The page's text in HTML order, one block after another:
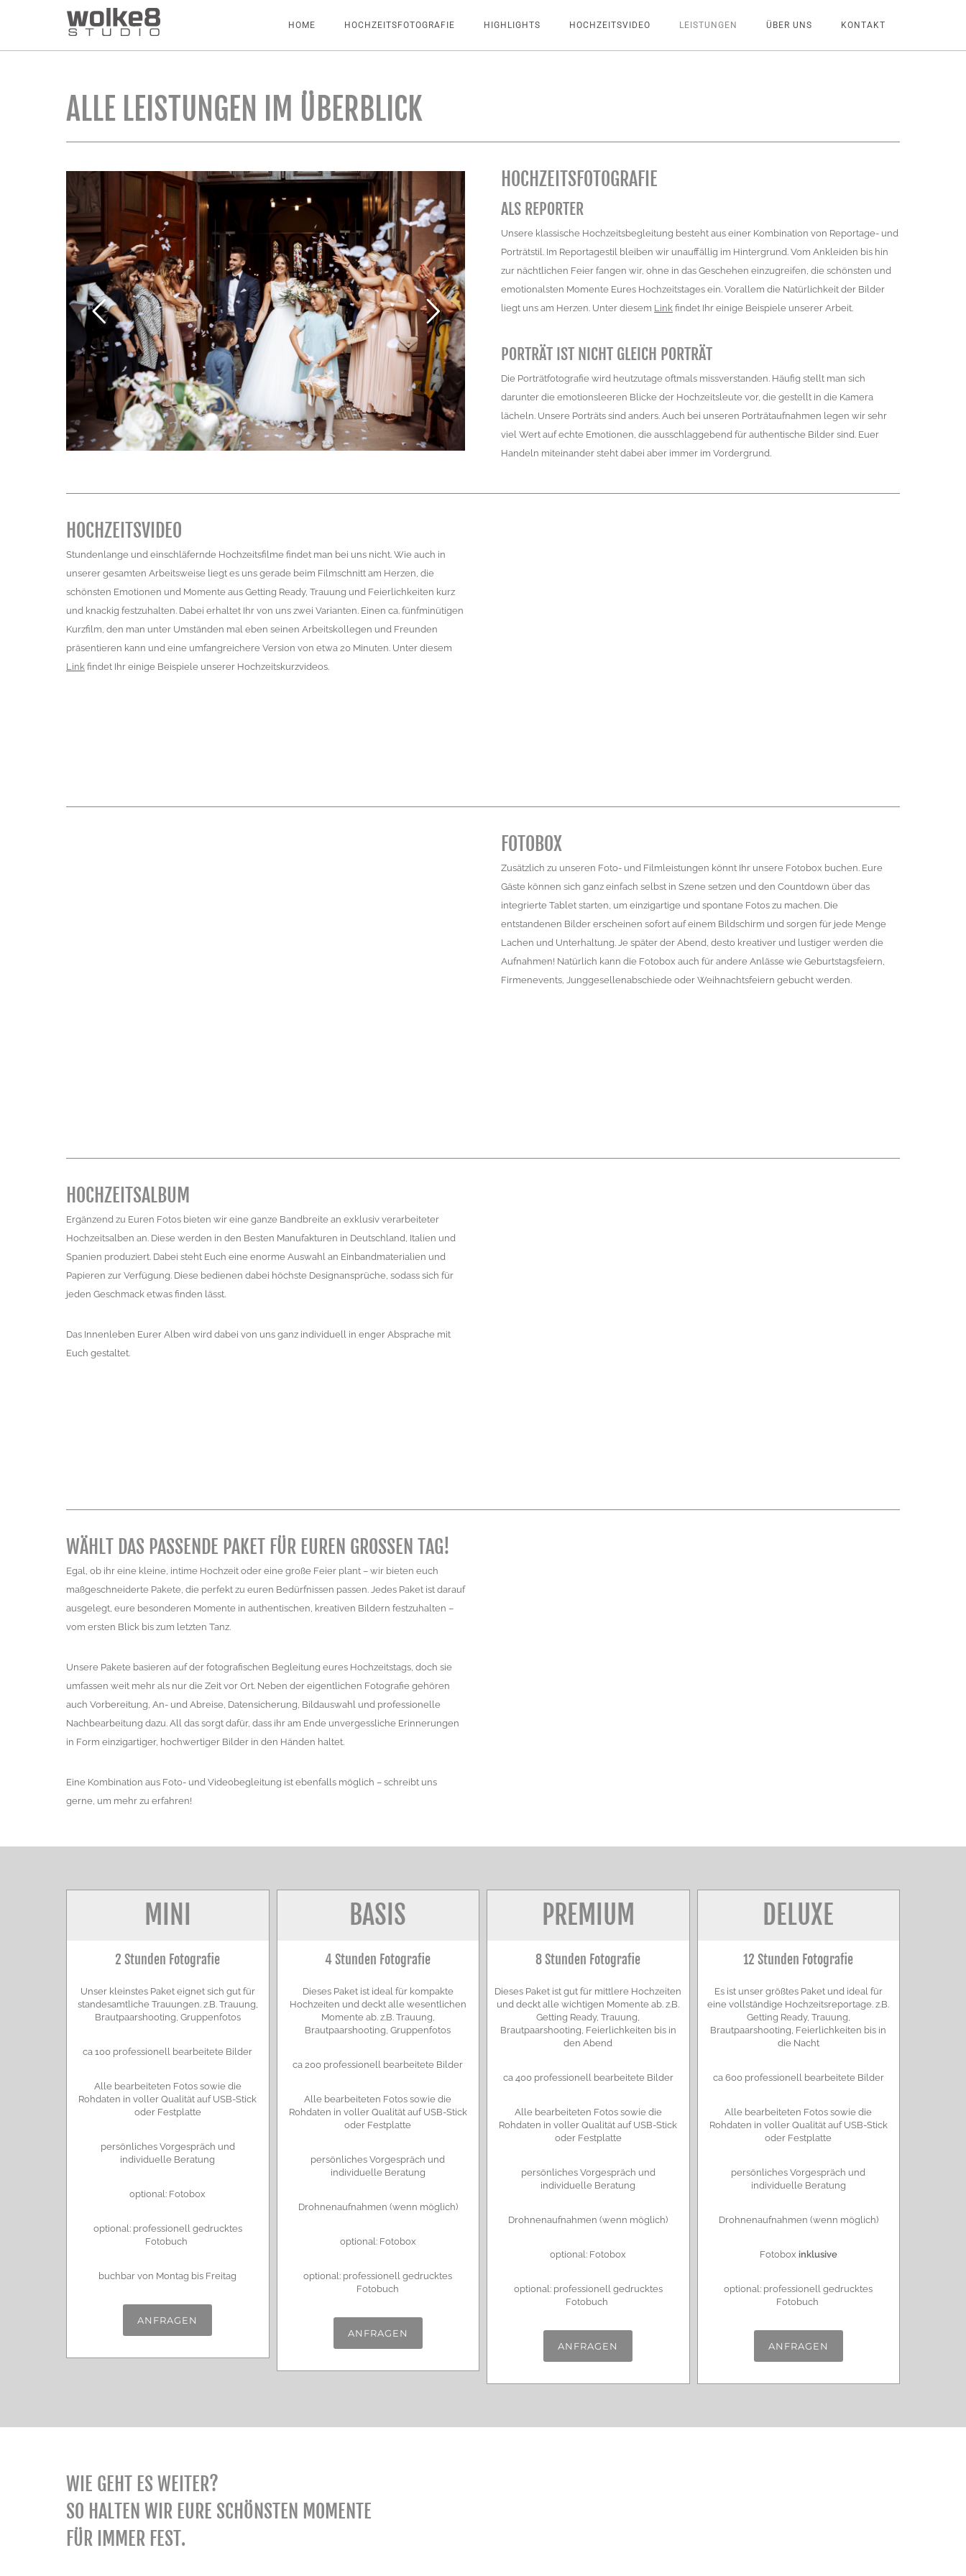
HOME HOCHZEITSFOTOGRAFIE HIGHLIGHTS HOCHZEITSVIDEO LEISTUNGEN ÜBER UNS KONTAKT
ALLE LEISTUNGEN IM ÜBERBLICK
HOCHZEITSFOTOGRAFIE
ALS REPORTER
Unsere klassische Hochzeitsbegleitung besteht aus einer Kombination von Reportage- und
Porträtstil. Im Reportagestil bleiben wir unauffällig im Hintergrund. Vom Ankleiden bis hin
zur nächtlichen Feier fangen wir, ohne in das Geschehen einzugreifen, die schönsten und
emotionalsten Momente Eures Hochzeitstages ein. Vorallem die Natürlichkeit der Bilder
liegt uns am Herzen. Unter diesem Link findet Ihr einige Beispiele unserer Arbeit.
PORTRÄT IST NICHT GLEICH PORTRÄT
Die Porträtfotografie wird heutzutage oftmals missverstanden. Häufig stellt man sich
darunter die emotionsleeren Blicke der Hochzeitsleute vor, die gestellt in die Kamera
lächeln. Unsere Porträts sind anders. Auch bei unseren Porträtaufnahmen legen wir sehr
viel Wert auf echte Emotionen, die ausschlaggebend für authentische Bilder sind. Euer
Handeln miteinander steht dabei aber immer im Vordergrund.
HOCHZEITSVIDEO
Stundenlange und einschläfernde Hochzeitsfilme findet man bei uns nicht. Wie auch in
unserer gesamten Arbeitsweise liegt es uns gerade beim Filmschnitt am Herzen, die
schönsten Emotionen und Momente aus Getting Ready, Trauung und Feierlichkeiten kurz
und knackig festzuhalten. Dabei erhaltet Ihr von uns zwei Varianten. Einen ca. fünfminütigen
Kurzfilm, den man unter Umständen mal eben seinen Arbeitskollegen und Freunden
präsentieren kann und eine umfangreichere Version von etwa 20 Minuten. Unter diesem
Link findet Ihr einige Beispiele unserer Hochzeitskurzvideos.
FOTOBOX
Zusätzlich zu unseren Foto- und Filmleistungen könnt Ihr unsere Fotobox buchen. Eure
Gäste können sich ganz einfach selbst in Szene setzen und den Countdown über das
integrierte Tablet starten, um einzigartige und spontane Fotos zu machen. Die
entstandenen Bilder erscheinen sofort auf einem Bildschirm und sorgen für jede Menge
Lachen und Unterhaltung. Je später der Abend, desto kreativer und lustiger werden die
Aufnahmen! Natürlich kann die Fotobox auch für andere Anlässe wie Geburtstagsfeiern,
Firmenevents, Junggesellenabschiede oder Weihnachtsfeiern gebucht werden.
HOCHZEITSALBUM
Ergänzend zu Euren Fotos bieten wir eine ganze Bandbreite an exklusiv verarbeiteter
Hochzeitsalben an. Diese werden in den Besten Manufakturen in Deutschland, Italien und
Spanien produziert. Dabei steht Euch eine enorme Auswahl an Einbandmaterialien und
Papieren zur Verfügung. Diese bedienen dabei höchste Designansprüche, sodass sich für
jeden Geschmack etwas finden lässt.
Das Innenleben Eurer Alben wird dabei von uns ganz individuell in enger Absprache mit
Euch gestaltet.
WÄHLT DAS PASSENDE PAKET FÜR EUREN GROSSEN TAG!
Egal, ob ihr eine kleine, intime Hochzeit oder eine große Feier plant – wir bieten euch
maßgeschneiderte Pakete, die perfekt zu euren Bedürfnissen passen. Jedes Paket ist darauf
ausgelegt, eure besonderen Momente in authentischen, kreativen Bildern festzuhalten –
vom ersten Blick bis zum letzten Tanz.
Unsere Pakete basieren auf der fotografischen Begleitung eures Hochzeitstags, doch sie
umfassen weit mehr als nur die Zeit vor Ort. Neben der eigentlichen Fotografie gehören
auch Vorbereitung, An- und Abreise, Datensicherung, Bildauswahl und professionelle
Nachbearbeitung dazu. All das sorgt dafür, dass ihr am Ende unvergessliche Erinnerungen
in Form einzigartiger, hochwertiger Bilder in den Händen haltet.
Eine Kombination aus Foto- und Videobegleitung ist ebenfalls möglich – schreibt uns
gerne, um mehr zu erfahren!
MINI
2 Stunden Fotografie
Unser kleinstes Paket eignet sich gut für
standesamtliche Trauungen. z.B. Trauung,
Brautpaarshooting, Gruppenfotos
ca 100 professionell bearbeitete Bilder
Alle bearbeiteten Fotos sowie die
Rohdaten in voller Qualität auf USB-Stick
oder Festplatte
persönliches Vorgespräch und
individuelle Beratung
optional: Fotobox
optional: professionell gedrucktes
Fotobuch
buchbar von Montag bis Freitag
ANFRAGEN
BASIS
4 Stunden Fotografie
Dieses Paket ist ideal für kompakte
Hochzeiten und deckt alle wesentlichen
Momente ab. z.B. Trauung,
Brautpaarshooting, Gruppenfotos
ca 200 professionell bearbeitete Bilder
Alle bearbeiteten Fotos sowie die
Rohdaten in voller Qualität auf USB-Stick
oder Festplatte
persönliches Vorgespräch und
individuelle Beratung
Drohnenaufnahmen (wenn möglich)
optional: Fotobox
optional: professionell gedrucktes
Fotobuch
ANFRAGEN
PREMIUM
8 Stunden Fotografie
Dieses Paket ist gut für mittlere Hochzeiten
und deckt alle wichtigen Momente ab. z.B.
Getting Ready, Trauung,
Brautpaarshooting, Feierlichkeiten bis in
den Abend
ca 400 professionell bearbeitete Bilder
Alle bearbeiteten Fotos sowie die
Rohdaten in voller Qualität auf USB-Stick
oder Festplatte
persönliches Vorgespräch und
individuelle Beratung
Drohnenaufnahmen (wenn möglich)
optional: Fotobox
optional: professionell gedrucktes
Fotobuch
ANFRAGEN
DELUXE
12 Stunden Fotografie
Es ist unser größtes Paket und ideal für
eine vollständige Hochzeitsreportage. z.B.
Getting Ready, Trauung,
Brautpaarshooting, Feierlichkeiten bis in
die Nacht
ca 600 professionell bearbeitete Bilder
Alle bearbeiteten Fotos sowie die
Rohdaten in voller Qualität auf USB-Stick
oder Festplatte
persönliches Vorgespräch und
individuelle Beratung
Drohnenaufnahmen (wenn möglich)
Fotobox inklusive
optional: professionell gedrucktes
Fotobuch
ANFRAGEN
WIE GEHT ES WEITER?
SO HALTEN WIR EURE SCHÖNSTEN MOMENTE
FÜR IMMER FEST.